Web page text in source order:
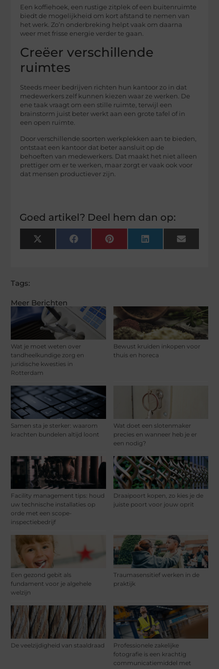
Meer Berichten
Wat je moet weten over
tandheelkundige zorg en
juridische kwesties in
Rotterdam
Bewust kruiden inkopen voor
thuis en horeca
Samen sta je sterker: waarom
krachten bundelen altijd loont
Wat doet een slotenmaker
precies en wanneer heb je er
een nodig?
Facility management tips: houd
uw technische installaties op
orde met een scope-
inspectiebedrijf
Draaipoort kopen, zo kies je de
juiste poort voor jouw oprit
Een gezond gebit als
fundament voor je algehele
welzijn
Traumasensitief werken in de
praktijk
De veelzijdigheid van staaldraad
Professionele zakelijke
fotografie is een krachtig
communicatiemiddel met
Een koffiehoek, een rustige zitplek of een buitenruimte
biedt de mogelijkheid om kort afstand te nemen van
het werk. Zo’n onderbreking helpt vaak om daarna
weer met frisse energie verder te gaan.
Creëer verschillende
ruimtes
Steeds meer bedrijven richten hun kantoor zo in dat
medewerkers zelf kunnen kiezen waar ze werken. De
ene taak vraagt om een stille ruimte, terwijl een
brainstorm juist beter werkt aan een grote tafel of in
een open ruimte.
Door verschillende soorten werkplekken aan te bieden,
ontstaat een kantoor dat beter aansluit op de
behoeften van medewerkers. Dat maakt het niet alleen
prettiger om er te werken, maar zorgt er vaak ook voor
dat mensen productiever zijn.
Goed artikel? Deel hem dan op:
X
(Twitter)
FacebookPinterest LinkedIn Email
Tags: